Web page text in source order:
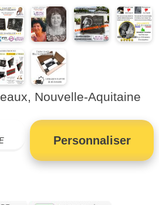
Nouvelle-Aquitaine
Personnaliser